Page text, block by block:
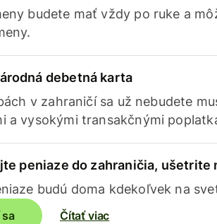
budete mať vždy po ruke a
debetná karta
v zahraničí sa už nebudete
a vysokými transakčnými
peniaze do zahraničia, ušetrite
budú doma kdekoľvek na
Čítať viac